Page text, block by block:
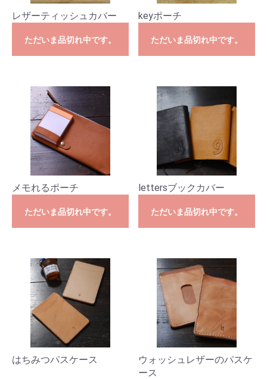
レザーティッシュカバー
ただいま品切れ中です。
keyポーチ
ただいま品切れ中です。
メモれるポーチ
ただいま品切れ中です。
lettersブックカバー
ただいま品切れ中です。
はちみつパスケース
ウォッシュレザーのパスケ
ース